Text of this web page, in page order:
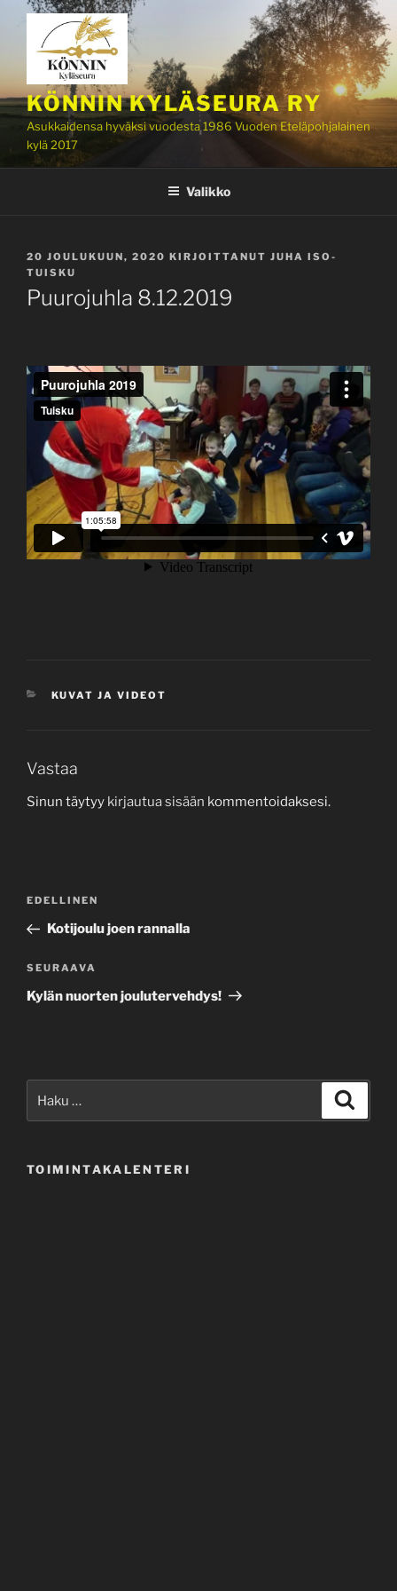
Siirry
sisältöön
KÖNNIN KYLÄSEURA RY
Asukkaidensa hyväksi vuodesta 1986 Vuoden Eteläpohjalainen
kylä 2017
Valikko
JULKAISTU
20 JOULUKUUN, 2020 KIRJOITTANUT JUHA ISO-
TUISKU
Puurojuhla 8.12.2019
KATEGORIAT
KUVAT JA VIDEOT
Vastaa
Sinun täytyy kirjautua sisään kommentoidaksesi.
Edellinen
artikkeli
EDELLINEN
Kotijoulu joen rannalla
Seuraava
artikkeli
SEURAAVA
Kylän nuorten joulutervehdys!
TOIMINTAKALENTERI